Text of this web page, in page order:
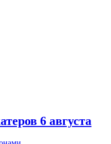
6 августа